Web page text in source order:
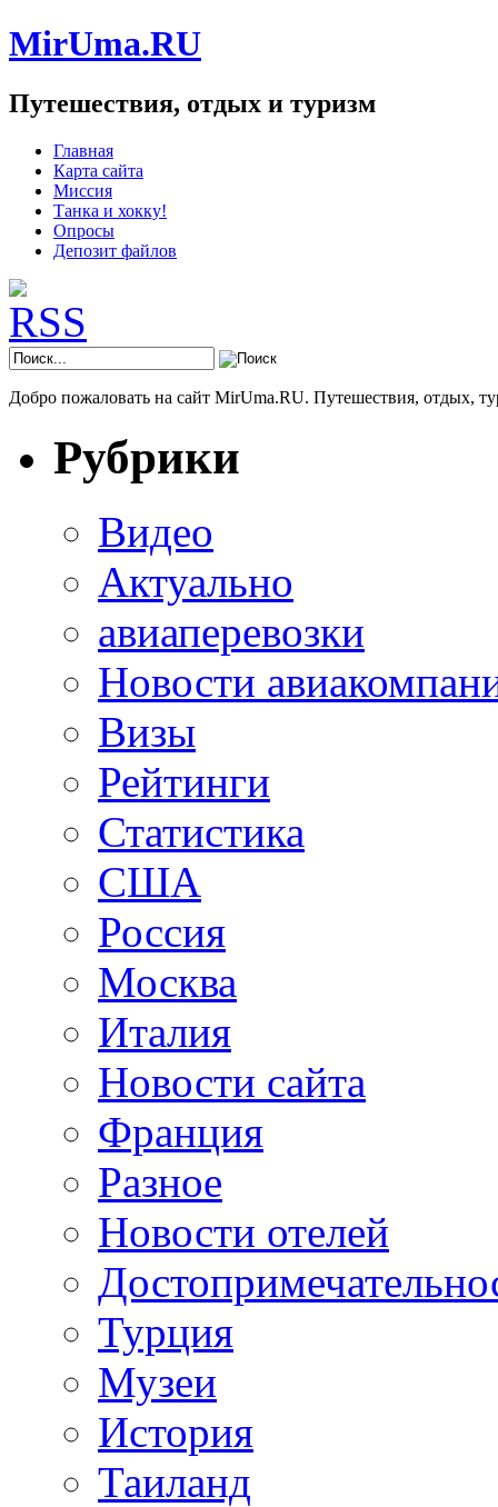
MirUma.RU
Путешествия, отдых и туризм
Главная
Карта сайта
Миссия
Танка и хокку!
Опросы
Депозит файлов
Добро пожаловать на сайт MirUma.RU. Путешествия, отдых,
Рубрики
Видео
Актуально
авиаперевозки
Новости
Визы
Рейтинги
Статистика
США
Россия
Москва
Италия
Новости сайта
Франция
Разное
Новости отелей
Турция
Музеи
История
Таиланд